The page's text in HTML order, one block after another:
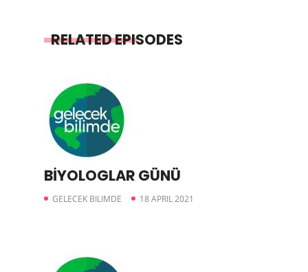
RELATED EPISODES
BİYOLOGLAR GÜNÜ
GELECEK BILIMDE 18 APRIL 2021